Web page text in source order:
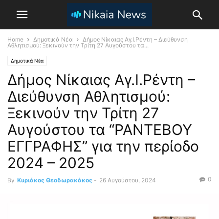
Home Δημοτικά Νέα
Δήμος Νίκαιας Αγ.Ι.Ρέντη – Διεύθυνση
Αθλητισμού: Ξεκινούν την Τρίτη 27 Αυγούστου τα...
Δημοτικά Νέα
Δήμος Νίκαιας Αγ.Ι.Ρέντη –
Διεύθυνση Αθλητισμού:
Ξεκινούν την Τρίτη 27
Αυγούστου τα “ΡΑΝΤΕΒΟΥ
ΕΓΓΡΑΦΗΣ” για την περίοδο
2024 – 2025
By Κυριάκος Θεοδωρακάκος - 26 Αυγούστου, 2024 0